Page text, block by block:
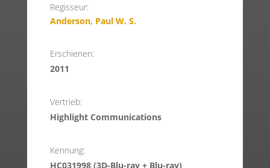
Regisseur:
Anderson, Paul W. S.
Erschienen:
2011
Vertrieb:
Highlight Communications
Kennung:
HC031998 (3D-Blu-ray + Blu-ray)